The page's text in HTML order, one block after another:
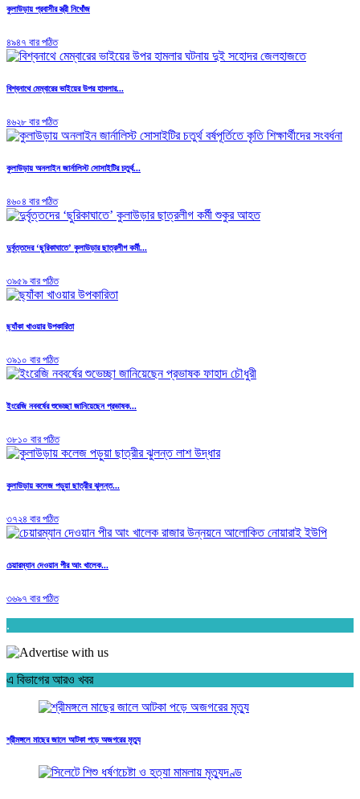
কুলাউড়ায় প্রবাসীর স্ত্রী নিখোঁজ
৪৯৪৭ বার পঠিত
বিশ্বনাথে মেম্বারের ভাইয়ের উপর হামলার...
৪৬২৮ বার পঠিত
কুলাউড়ায় অনলাইন জার্নালিস্ট সোসাইটির চতুর্থ...
৪৬০৪ বার পঠিত
দুর্বৃত্তদের ‘ছুরিকাঘাতে’ কুলাউড়ার ছাত্রলীগ কর্মী...
৩৯৫৯ বার পঠিত
ছ্যাঁকা খাওয়ার উপকারিতা
৩৯১০ বার পঠিত
ইংরেজি নববর্ষের শুভেচ্ছা জানিয়েছেন প্রভাষক...
৩৮১০ বার পঠিত
কুলাউড়ায় কলেজ পড়ুয়া ছাত্রীর ঝুলন্ত...
৩৭২৪ বার পঠিত
চেয়ারম্যান দেওয়ান পীর আং খালেক...
৩৬৯৭ বার পঠিত
.
এ বিভাগের আরও খবর
শ্রীমঙ্গলে মাছের জালে আটকা পড়ে অজগরের মৃত্যু